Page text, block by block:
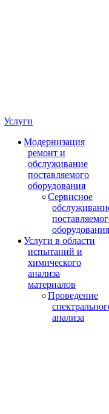
Услуги
Модернизация
ремонт и
обслуживание
поставляемого
оборудования
Сервисное
оборудования
Услуги в области
испытаний и
химического
анализа
материалов
Проведение
анализа